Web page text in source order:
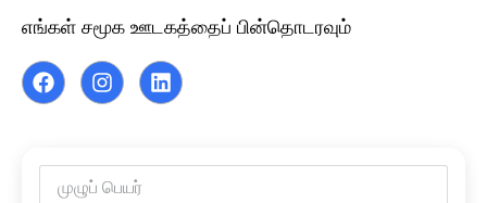
எங்கள் சமூக ஊடகத்தைப் பின்தொடரவும்